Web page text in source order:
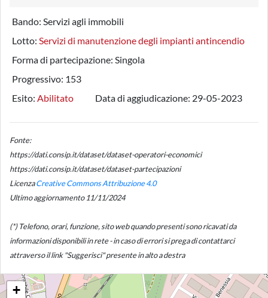
Bando: Servizi agli immobili
Lotto: Servizi di manutenzione degli impianti antincendio
Forma di partecipazione: Singola
Progressivo: 153
Esito: Abilitato Data di aggiudicazione: 29-05-2023
Fonte:
https://dati.consip.it/dataset/dataset-operatori-economici
https://dati.consip.it/dataset/dataset-partecipazioni
LicenzaCreative Commons Attribuzione 4.0
Ultimo aggiornamento 11/11/2024
(*) Telefono, orari, funzione, sito web quando presenti sono ricavati da
informazioni disponibili in rete - in caso di errori si prega di contattarci
attraverso il link "Suggerisci" presente in alto a destra
+